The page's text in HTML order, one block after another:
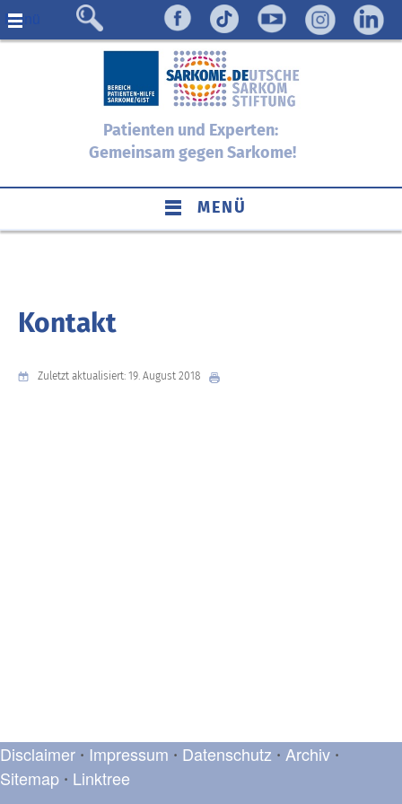
Menü
Patienten und Experten:
Gemeinsam gegen Sarkome!
MENÜ
Kontakt
Zuletzt aktualisiert: 19. August 2018
Disclaimer • Impressum • Datenschutz • Archiv •
Sitemap • Linktree